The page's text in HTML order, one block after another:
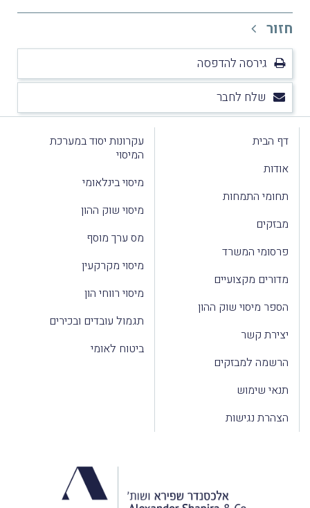
חזור
גירסה להדפסה
שלח לחבר
דף הבית
אודות
תחומי התמחות
מבזקים
פרסומי המשרד
מדורים מקצועיים
הספר מיסוי שוק ההון
יצירת קשר
הרשמה למבזקים
תנאי שימוש
הצהרת נגישות
עקרונות יסוד במערכת
המיסוי
מיסוי בינלאומי
מיסוי שוק ההון
מס ערך מוסף
מיסוי מקרקעין
מיסוי רווחי הון
תגמול עובדים ובכירים
ביטוח לאומי